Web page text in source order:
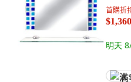
首購折
$1,360
明天
满